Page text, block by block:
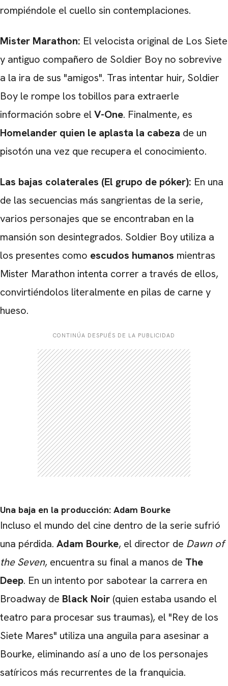
rompiéndole el cuello sin contemplaciones.
Mister Marathon: El velocista original de Los Siete
y antiguo compañero de Soldier Boy no sobrevive
a la ira de sus "amigos". Tras intentar huir, Soldier
Boy le rompe los tobillos para extraerle
información sobre elV-One. Finalmente, es
Homelander quien le aplasta la cabeza de un
pisotón una vez que recupera el conocimiento.
Las bajas colaterales (El grupo de póker): En una
de las secuencias más sangrientas de la serie,
varios personajes que se encontraban en la
mansión son desintegrados. Soldier Boy utiliza a
los presentes como escudos humanos mientras
Mister Marathon intenta correr a través de ellos,
convirtiéndolos literalmente en pilas de carne y
hueso.
CONTINÚA DESPUÉS DE LA PUBLICIDAD
Una baja en la producción: Adam Bourke
Incluso el mundo del cine dentro de la serie sufrió
una pérdida. Adam Bourke, el director de Dawn of
the Seven, encuentra su final a manos de The
Deep. En un intento por sabotear la carrera en
Broadway de Black Noir (quien estaba usando el
teatro para procesar sus traumas), el "Rey de los
Siete Mares" utiliza una anguila para asesinar a
Bourke, eliminando así a uno de los personajes
satíricos más recurrentes de la franquicia.